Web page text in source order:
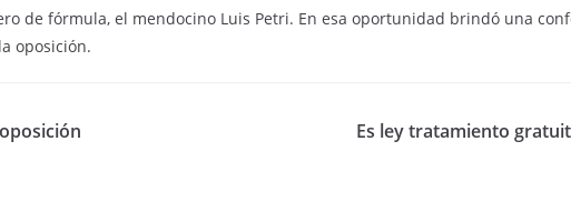
de fórmula, el mendocino Luis Petri. En esa oportunidad brindó una
oposición.
Es ley tratamiento